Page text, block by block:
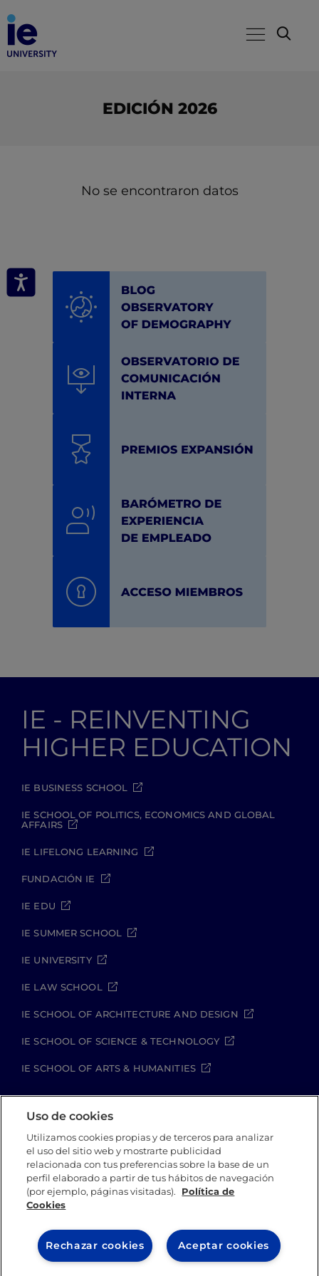
EDICIÓN 2026
No se encontraron datos
IE - REINVENTING
HIGHER EDUCATION
IE BUSINESS SCHOOL
IE SCHOOL OF POLITICS, ECONOMICS AND GLOBAL
AFFAIRS
IE LIFELONG LEARNING
FUNDACIÓN IE
IE EDU
IE SUMMER SCHOOL
IE UNIVERSITY
IE LAW SCHOOL
IE SCHOOL OF ARCHITECTURE AND DESIGN
IE SCHOOL OF SCIENCE & TECHNOLOGY
IE SCHOOL OF ARTS & HUMANITIES
Política de Cookies
Política de seguridad
Student Academic Standards
Canal Compliance
Site Map
IE University 2026
Uso de cookies
Utilizamos cookies propias y de terceros para analizar
el uso del sitio web y mostrarte publicidad
relacionada con tus preferencias sobre la base de un
perfil elaborado a partir de tus hábitos de navegación
(por ejemplo, páginas visitadas).
Política de
Cookies
Aceptar cookies
Rechazar cookies